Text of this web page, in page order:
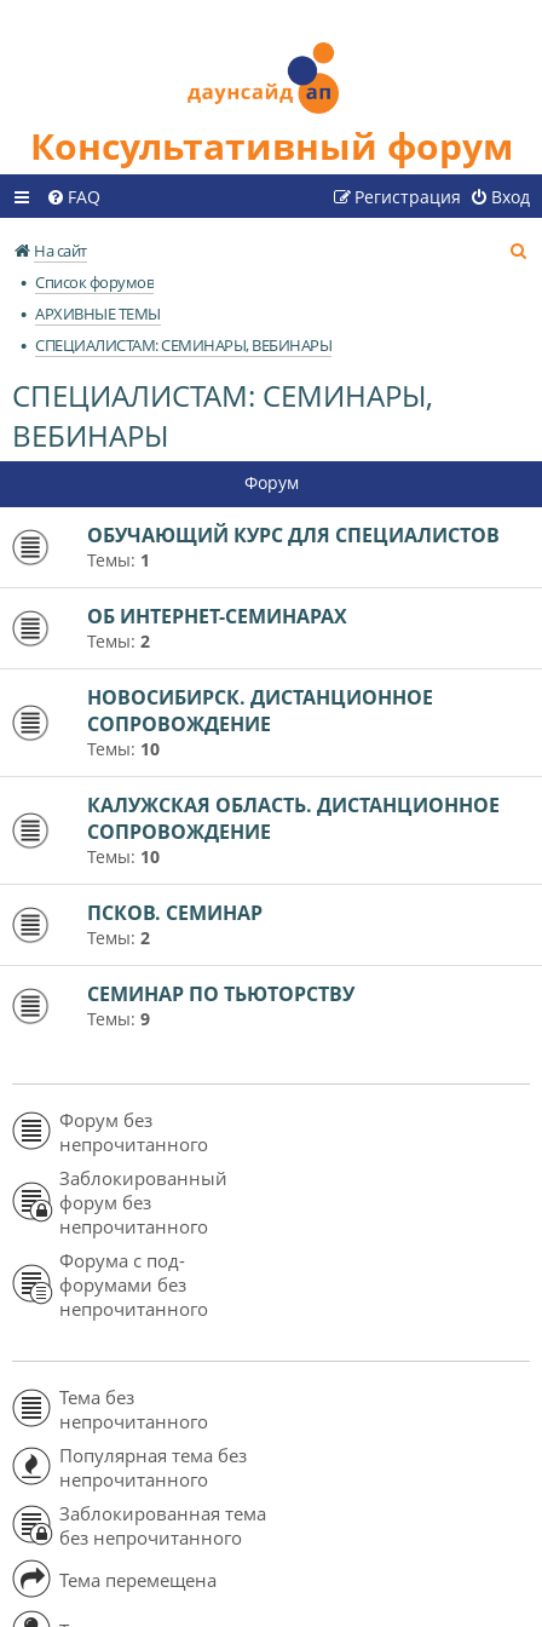
Консультативный форум
FAQ Вход
Регистрация
На сайт
Список форумов
АРХИВНЫЕ ТЕМЫ
СПЕЦИАЛИСТАМ: СЕМИНАРЫ, ВЕБИНАРЫ
СПЕЦИАЛИСТАМ: СЕМИНАРЫ,
ВЕБИНАРЫ
Форум
ОБУЧАЮЩИЙ КУРС ДЛЯ СПЕЦИАЛИСТОВ
Темы: 1
ОБ ИНТЕРНЕТ-СЕМИНАРАХ
Темы: 2
НОВОСИБИРСК. ДИСТАНЦИОННОЕ
СОПРОВОЖДЕНИЕ
Темы: 10
КАЛУЖСКАЯ ОБЛАСТЬ. ДИСТАНЦИОННОЕ
СОПРОВОЖДЕНИЕ
Темы: 10
ПСКОВ. СЕМИНАР
Темы: 2
СЕМИНАР ПО ТЬЮТОРСТВУ
Темы: 9
Форум без
непрочитанного
Заблокированный
форум без
непрочитанного
Форума с под-
форумами без
непрочитанного
Тема без
непрочитанного
Популярная тема без
непрочитанного
Заблокированная тема
без непрочитанного
Тема перемещена